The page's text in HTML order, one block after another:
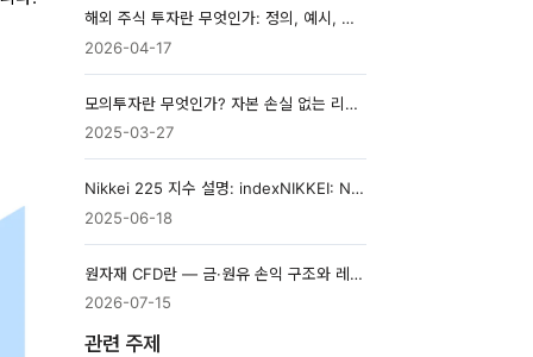
해외 주식 투자란 무엇인가: 정의, 예시, 그리고 전략
2026-04-17
모의투자란 무엇인가? 자본 손실 없는 리스크 프리 거래 가이드
2025-03-27
Nikkei 225 지수 설명: indexNIKKEI: NI225란 무엇입니까?
2025-06-18
원자재 CFD란 — 금·원유 손익 구조와 레버리지 위험
2026-07-15
관련 주제